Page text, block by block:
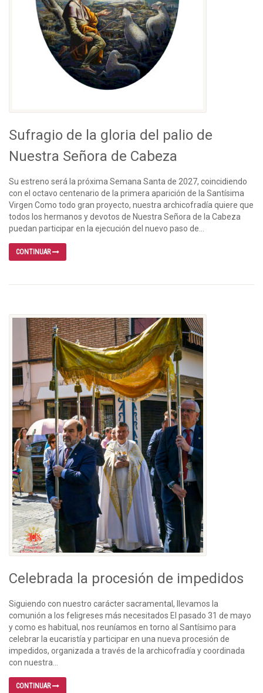
Sufragio de la gloria del palio de
Nuestra Señora de Cabeza
Su estreno será la próxima Semana Santa de 2027, coincidiendo
con el octavo centenario de la primera aparición de la Santísima
Virgen Como todo gran proyecto, nuestra archicofradía quiere que
todos los hermanos y devotos de Nuestra Señora de la Cabeza
puedan participar en la ejecución del nuevo paso de...
CONTINUAR
Celebrada la procesión de impedidos
Siguiendo con nuestro carácter sacramental, llevamos la
comunión a los feligreses más necesitados El pasado 31 de mayo
y como es habitual, nos reuníamos en torno al Santísimo para
celebrar la eucaristía y participar en una nueva procesión de
impedidos, organizada a través de la archicofradía y coordinada
con nuestra...
CONTINUAR